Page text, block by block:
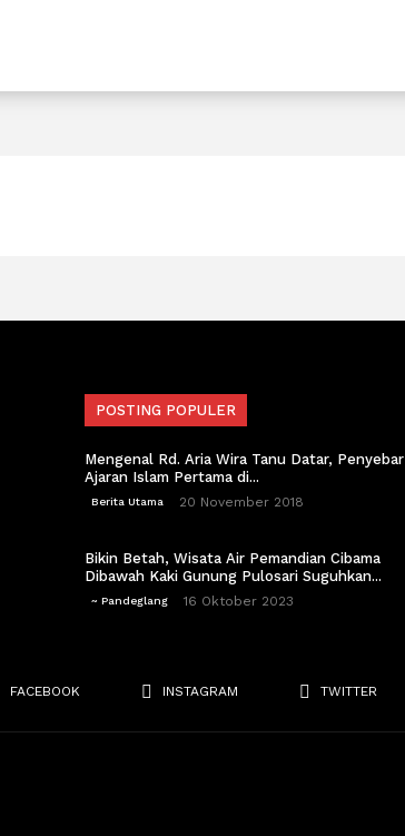
POSTING POPULER
Mengenal Rd. Aria Wira Tanu Datar, Penyebar
Ajaran Islam Pertama di...
Berita Utama 20 November 2018
Bikin Betah, Wisata Air Pemandian Cibama
Dibawah Kaki Gunung Pulosari Suguhkan...
~ Pandeglang 16 Oktober 2023
FACEBOOK INSTAGRAM TWITTER